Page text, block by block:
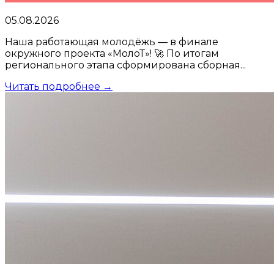
05.08.2026
Наша работающая молодёжь — в финале
окружного проекта «МолоТ»! 🚀 По итогам
регионального этапа сформирована сборная...
Читать подробнее →